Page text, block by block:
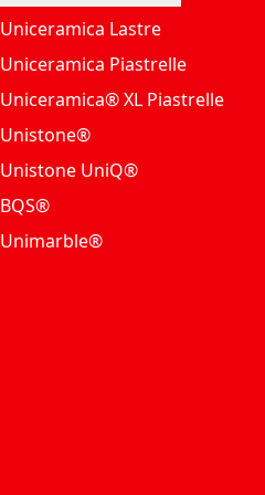
Uniceramica Lastre
Uniceramica Piastrelle
Uniceramica® XL Piastrelle
Unistone®
Unistone UniQ®
BQS®
Unimarble®